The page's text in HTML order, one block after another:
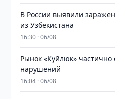
В России выявили
из Узбекистана
16:30 · 06/08
Рынок «Куйлюк» частично
нарушений
16:04 · 06/08